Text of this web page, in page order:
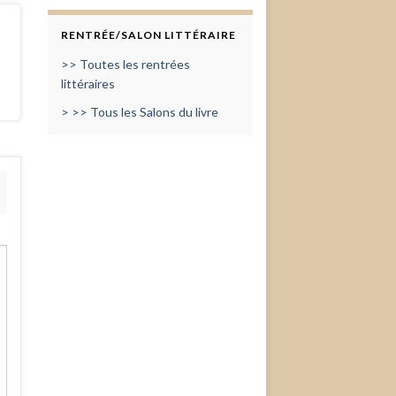
RENTRÉE/SALON LITTÉRAIRE
>> Toutes les rentrées
littéraires
> >> Tous les Salons du livre